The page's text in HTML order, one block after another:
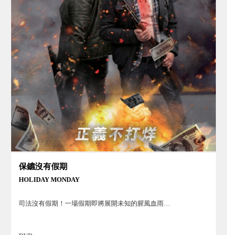
保鑣沒有假期
HOLIDAY MONDAY
司法沒有假期！一場假期即將展開未知的腥風血雨…